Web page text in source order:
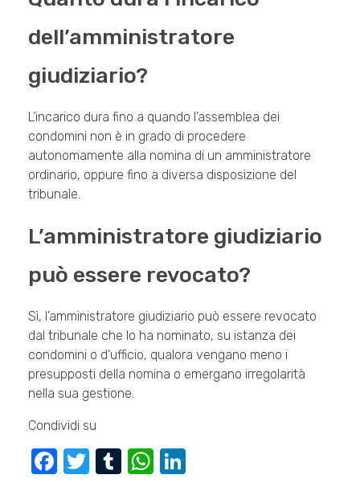
dell’amministratore
giudiziario?
L’incarico dura fino a quando l’assemblea dei
condomini non è in grado di procedere
autonomamente alla nomina di un amministratore
ordinario, oppure fino a diversa disposizione del
tribunale.
L’amministratore giudiziario
può essere revocato?
Sì, l’amministratore giudiziario può essere revocato
dal tribunale che lo ha nominato, su istanza dei
condomini o d’ufficio, qualora vengano meno i
presupposti della nomina o emergano irregolarità
nella sua gestione.
Condividi su
F
T
T
W